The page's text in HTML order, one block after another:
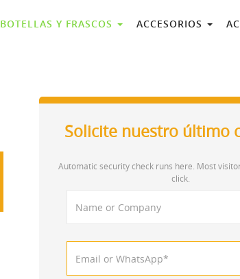
BOTELLAS Y FRASCOS ACCESORIOS
Solicite nuestro último
Automatic security check runs here. Most
click.